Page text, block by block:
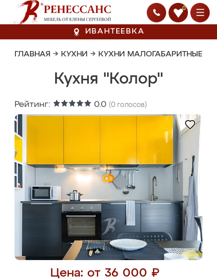
0
ИВАНТЕЕВКА
ГЛАВНАЯ → КУХНИ → КУХНИ МАЛОГАБАРИТНЫЕ
Кухня "Колор"
Рейтинг: 0.0 (0 голосов)
Цена: от 36 000 ₽